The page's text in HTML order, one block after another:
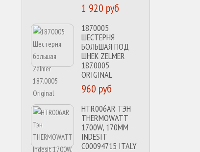
1 920 руб
1870005
ШЕСТЕРНЯ
БОЛЬШАЯ ПОД
ШНЕК ZELMER
187.0005
ORIGINAL
960 руб
HTR006AR ТЭН
THERMOWATT
1700W, 170MM
INDESIT
C00094715 ITALY